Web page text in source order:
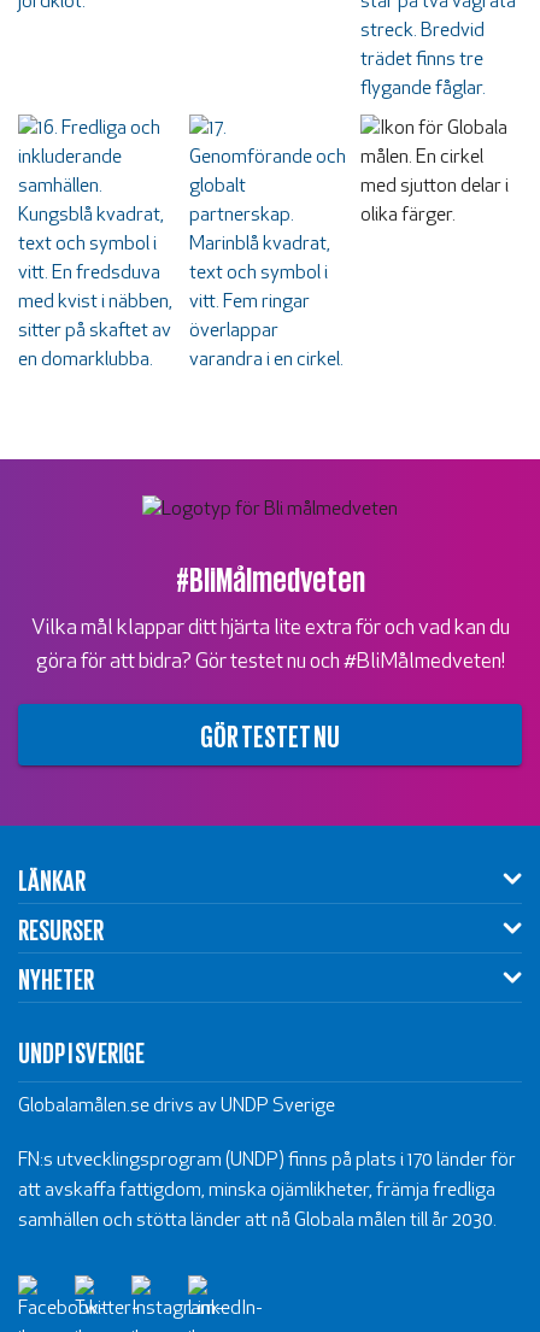
#BliMålmedveten
Vilka mål klappar ditt hjärta lite extra för och vad kan du
göra för att bidra? Gör testet nu och #BliMålmedveten!
GÖR TESTET NU
LÄNKAR
RESURSER
NYHETER
UNDP I SVERIGE
Globalamålen.se drivs av UNDP Sverige
FN:s utvecklingsprogram (UNDP) finns på plats i 170 länder för
att avskaffa fattigdom, minska ojämlikheter, främja fredliga
samhällen och stötta länder att nå Globala målen till år 2030.